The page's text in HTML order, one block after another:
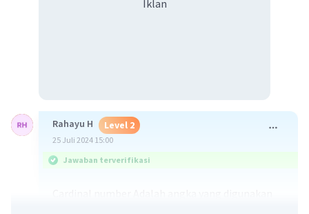
Iklan
Rahayu H Level 2
25 Juli 2024 15:00
Jawaban terverifikasi